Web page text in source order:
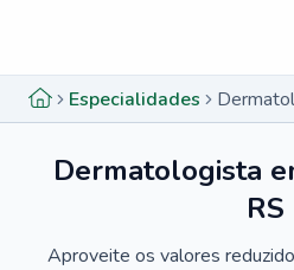
Especialidades
Dermatologista
RS
Aproveite os valores